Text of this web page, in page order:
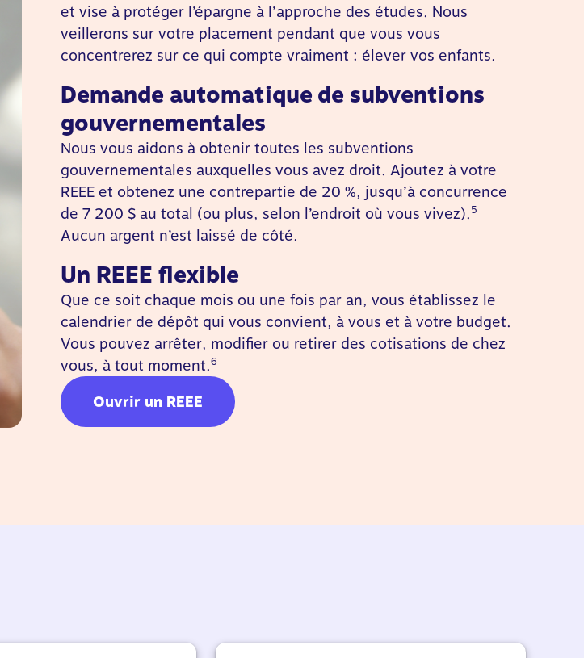
et vise à protéger l’épargne à l’approche des études. Nous
veillerons sur votre placement pendant que vous vous
concentrerez sur ce qui compte vraiment : élever vos enfants.
Demande automatique de subventions
gouvernementales
Nous vous aidons à obtenir toutes les subventions
gouvernementales auxquelles vous avez droit. Ajoutez à votre
REEE et obtenez une contrepartie de 20 %, jusqu’à concurrence
de 7 200 $ au total (ou plus, selon l’endroit où vous vivez). 5
Aucun argent n’est laissé de côté.
Un REEE flexible
Que ce soit chaque mois ou une fois par an, vous établissez le
calendrier de dépôt qui vous convient, à vous et à votre budget.
Vous pouvez arrêter, modifier ou retirer des cotisations de chez
vous, à tout moment.6
Ouvrir un REEE